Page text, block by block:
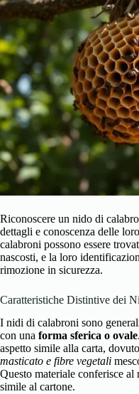
Riconoscere un nido di
dettagli e conoscenza delle
calabroni possono essere
nascosti, e la loro
rimozione in sicurezza.
Caratteristiche Distintive dei
I nidi di calabroni sono
con una forma sferica o ovale
aspetto simile alla carta,
masticato e fibre vegetali
Questo materiale conferisce al
simile al cartone.